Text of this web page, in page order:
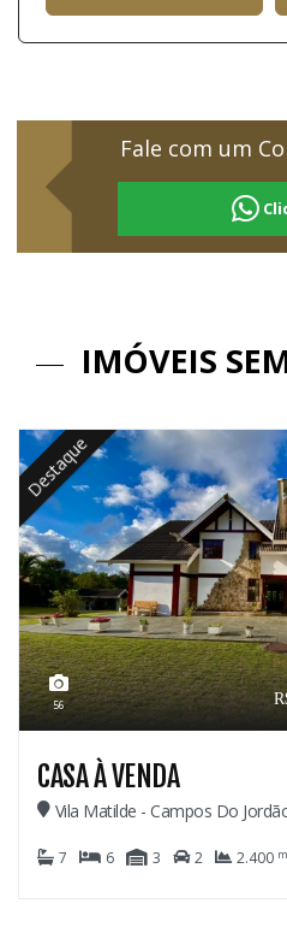
Fale com um
IMÓVEIS
Destaque
56
CASA À VENDA
Vila Matilde - Campos Do
7 6 3 2 2.400